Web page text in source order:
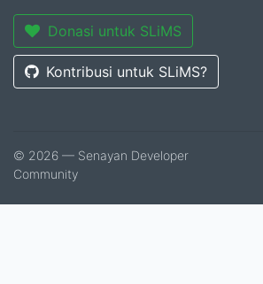
Donasi untuk SLiMS
Kontribusi untuk SLiMS?
© 2026 — Senayan Developer
Community